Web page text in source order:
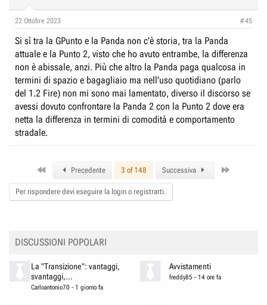
22 Ottobre 2023 #45
Si sì tra la GPunto e la Panda non c’è storia, tra la Panda
attuale e la Punto 2, visto che ho avuto entrambe, la differenza
non è abissale, anzi. Più che altro la Panda paga qualcosa in
termini di spazio e bagagliaio ma nell’uso quotidiano (parlo
del 1.2 Fire) non mi sono mai lamentato, diverso il discorso se
avessi dovuto confrontare la Panda 2 con la Punto 2 dove era
netta la differenza in termini di comodità e comportamento
stradale.
Precedente 3 of 148 Successiva
Per rispondere devi eseguire la login o registrarti.
DISCUSSIONI POPOLARI
La "Transizione": vantaggi,
svantaggi,...
Carloantonio70 - 1 giorno fa
Avvistamenti
freddy85 - 14 ore fa